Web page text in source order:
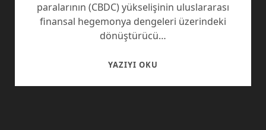
paralarının (CBDC) yükselişinin uluslararası
finansal hegemonya dengeleri üzerindeki
dönüştürücü…
YAZIYI OKU